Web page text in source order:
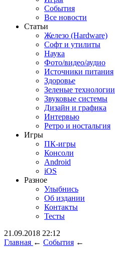
События
Все новости
Статьи
Железо (Hardware)
Софт и утилиты
Наука
Фото/видео/аудио
Источники питания
Здоровье
Зеленые технологии
Звуковые системы
Дизайн и графика
Интервью
Ретро и ностальгия
Игры
ПК-игры
Консоли
Android
iOS
Разное
Улыбнись
Об издании
Контакты
Тесты
21.09.2018 22:12
Главная ← События ←